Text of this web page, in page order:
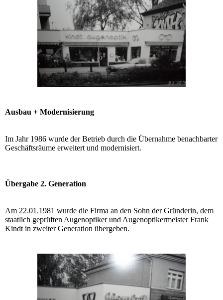
Ausbau + Modernisierung
Im Jahr 1986 wurde der Betrieb durch die Übernahme benachbarter
Geschäftsräume erweitert und modernisiert.
Übergabe 2. Generation
Am 22.01.1981 wurde die Firma an den Sohn der Gründerin, dem
staatlich geprüften Augenoptiker und Augenoptikermeister Frank
Kindt in zweiter Generation übergeben.